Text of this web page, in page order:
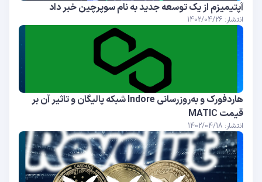
آپتیمیزم از یک توسعه جدید به نام سوپرچین خبر داد
انتشار: 1402/04/26
هاردفورک و به‌روزرسانی Indore شبکه پالیگان و تاثیر آن بر
قیمت MATIC
انتشار: 1402/04/18